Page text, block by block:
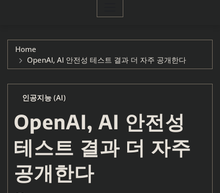
Home
OpenAI, AI 안전성 테스트 결과 더 자주 공개한다
인공지능 (AI)
OpenAI, AI 안전성
테스트 결과 더 자주
공개한다